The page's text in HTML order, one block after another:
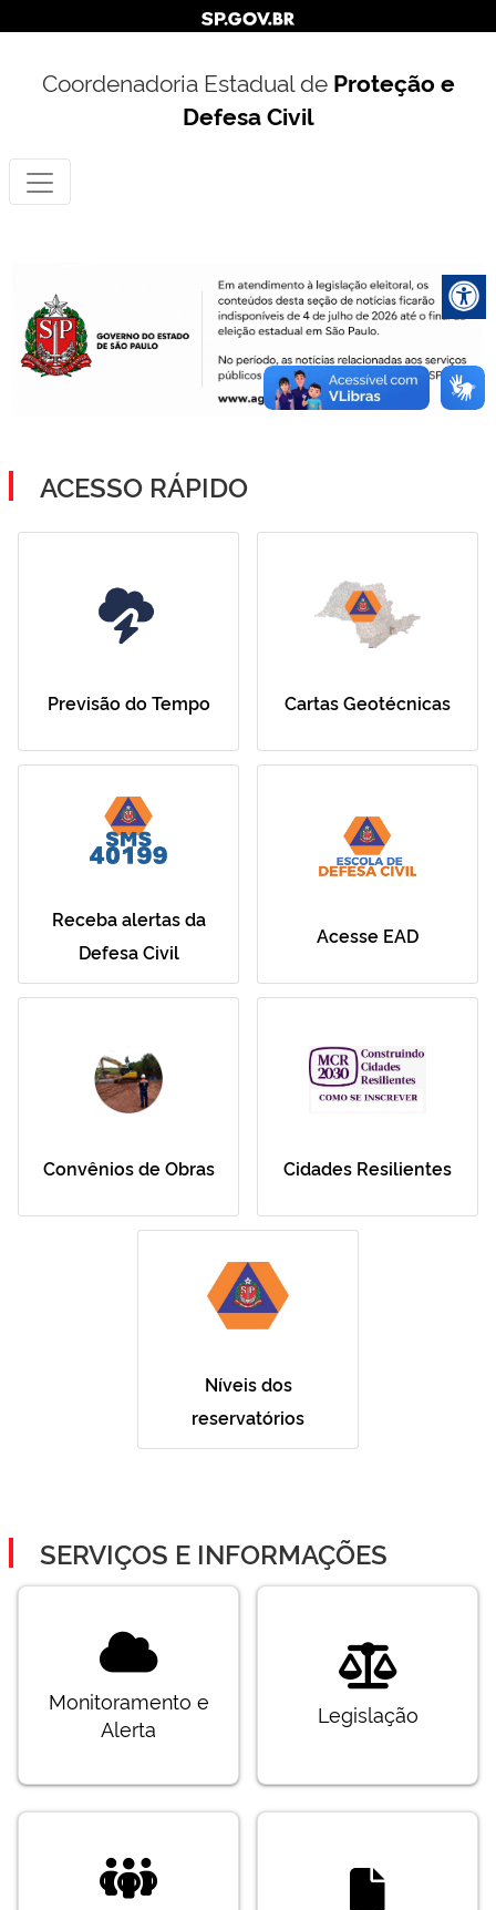
Coordenadoria Estadual de Proteção e
Defesa Civil
ACESSO RÁPIDO
Previsão do Tempo Cartas Geotécnicas
Receba alertas da
Defesa Civil
Acesse EAD
Convênios de Obras Cidades Resilientes
Níveis dos
reservatórios
SERVIÇOS E INFORMAÇÕES
Monitoramento e
Alerta
Legislação